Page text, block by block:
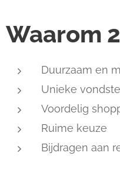
Waarom
Duurzaam en
Unieke
Voordelig
Ruime keuze
Bijdragen aan